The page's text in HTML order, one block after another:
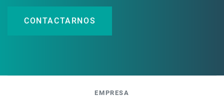
CONTACTARNOS
EMPRESA